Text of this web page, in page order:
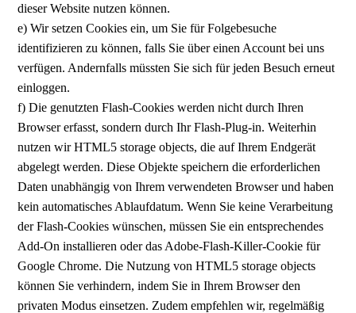
dieser Website nutzen können.
e) Wir setzen Cookies ein, um Sie für Folgebesuche
identifizieren zu können, falls Sie über einen Account bei uns
verfügen. Andernfalls müssten Sie sich für jeden Besuch erneut
einloggen.
f) Die genutzten Flash-Cookies werden nicht durch Ihren
Browser erfasst, sondern durch Ihr Flash-Plug-in. Weiterhin
nutzen wir HTML5 storage objects, die auf Ihrem Endgerät
abgelegt werden. Diese Objekte speichern die erforderlichen
Daten unabhängig von Ihrem verwendeten Browser und haben
kein automatisches Ablaufdatum. Wenn Sie keine Verarbeitung
der Flash-Cookies wünschen, müssen Sie ein entsprechendes
Add-On installieren oder das Adobe-Flash-Killer-Cookie für
Google Chrome. Die Nutzung von HTML5 storage objects
können Sie verhindern, indem Sie in Ihrem Browser den
privaten Modus einsetzen. Zudem empfehlen wir, regelmäßig